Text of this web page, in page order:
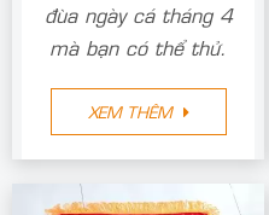
đùa ngày cá tháng 4
mà bạn có thể thử.
XEM THÊM